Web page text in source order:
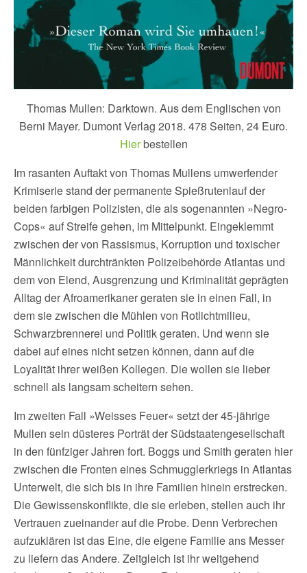
Thomas Mullen: Darktown. Aus dem Englischen von
Berni Mayer. Dumont Verlag 2018. 478 Seiten, 24 Euro.
Hierbestellen
Im rasanten Auftakt von Thomas Mullens umwerfender
Krimiserie stand der permanente Spießrutenlauf der
beiden farbigen Polizisten, die als sogenannten »Negro-
Cops« auf Streife gehen, im Mittelpunkt. Eingeklemmt
zwischen der von Rassismus, Korruption und toxischer
Männlichkeit durchtränkten Polizeibehörde Atlantas und
dem von Elend, Ausgrenzung und Kriminalität geprägten
Alltag der Afroamerikaner geraten sie in einen Fall, in
dem sie zwischen die Mühlen von Rotlichtmilieu,
Schwarzbrennerei und Politik geraten. Und wenn sie
dabei auf eines nicht setzen können, dann auf die
Loyalität ihrer weißen Kollegen. Die wollen sie lieber
schnell als langsam scheitern sehen.
Im zweiten Fall »Weisses Feuer« setzt der 45-jährige
Mullen sein düsteres Porträt der Südstaatengesellschaft
in den fünfziger Jahren fort. Boggs und Smith geraten hier
zwischen die Fronten eines Schmugglerkriegs in Atlantas
Unterwelt, die sich bis in ihre Familien hinein erstrecken.
Die Gewissenskonflikte, die sie erleben, stellen auch ihr
Vertrauen zueinander auf die Probe. Denn Verbrechen
aufzuklären ist das Eine, die eigene Familie ans Messer
zu liefern das Andere. Zeitgleich ist ihr weitgehend